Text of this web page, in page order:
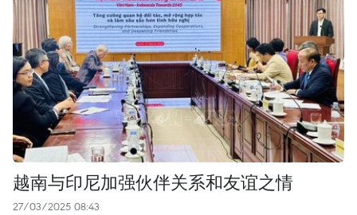
越南与印尼加强伙伴关系和友谊之情
27/03/2025 08:43